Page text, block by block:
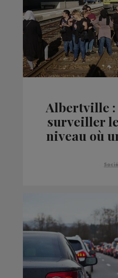
Albertville :
surveiller
niveau où